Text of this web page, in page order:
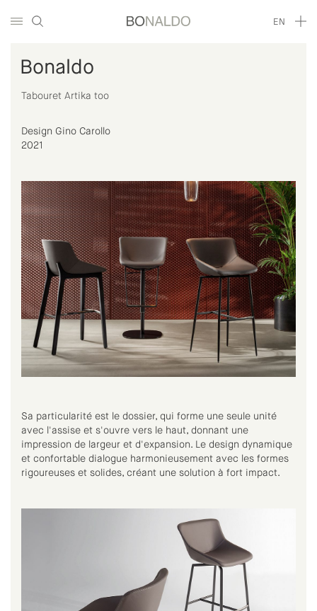
EN
Bonaldo
Tabouret Artika too
Design Gino Carollo
2021
Sa particularité est le dossier, qui forme une seule unité
avec l'assise et s'ouvre vers le haut, donnant une
impression de largeur et d'expansion. Le design dynamique
et confortable dialogue harmonieusement avec les formes
rigoureuses et solides, créant une solution à fort impact.